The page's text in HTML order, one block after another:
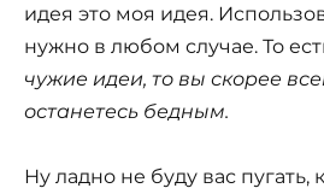
идея это моя идея.
нужно в любом случае. То
чужие идеи, то вы скорее
останетесь бедным.
Ну ладно не буду вас